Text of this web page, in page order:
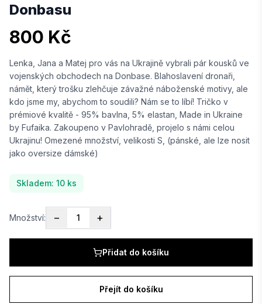
EMAIL
HESLO
Zapomenuté heslo?
Přihlásit se
Registrovat se zdarma
Stát se spojencem Reportérek
Donbasu
800 Kč
Lenka, Jana a Matej pro vás na Ukrajině vybrali pár kousků ve
vojenských obchodech na Donbase. Blahoslavení dronaři,
námět, který trošku zlehčuje závažné náboženské motivy, ale
kdo jsme my, abychom to soudili? Nám se to líbí! Tričko v
prémiové kvalitě - 95% bavlna, 5% elastan, Made in Ukraine
by Fufaika. Zakoupeno v Pavlohradě, projelo s námi celou
Ukrajinu! Omezené množství, velikosti S, (pánské, ale lze nosit
jako oversize dámské)
Skladem: 10 ks
Množství: − 1 +
Přidat do košíku
Přejít do košíku